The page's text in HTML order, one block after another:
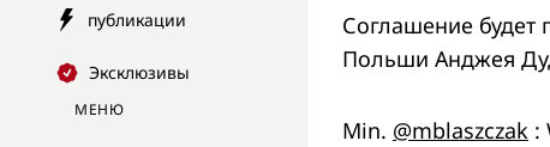
публикации
Эксклюзивы
МЕНЮ
Соглашение будет
Польши Анджея
Min. @mblaszczak :